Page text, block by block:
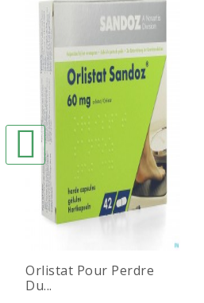
Orlistat Pour Perdre
Du...